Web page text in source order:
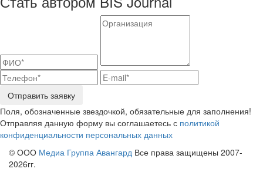
Отправить заявку
Поля, обозначенные звездочкой, обязательные для заполнения!
Отправляя данную форму вы соглашаетесь с политикой
конфиденциальности персональных данных
© ООО Медиа Группа Авангард Все права защищены 2007-
2026гг.